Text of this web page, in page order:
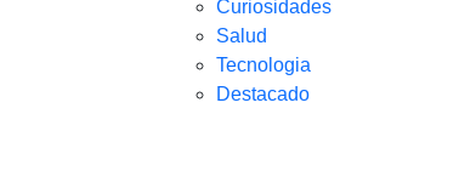
Curiosidades
Salud
Tecnologia
Destacado